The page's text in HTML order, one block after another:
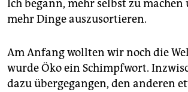
Ich begann, mehr selbst zu
mehr Dinge auszusortieren.
Am Anfang wollten wir noch die
wurde Öko ein Schimpfwort.
dazu übergegangen, den anderen